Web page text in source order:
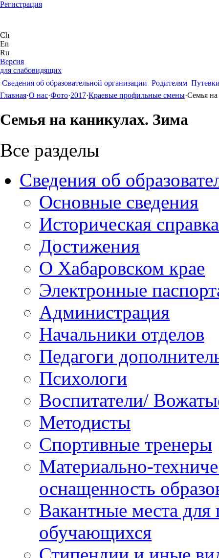
Регистрация
Ch
En
Ru
Версия
для слабовидящих
Сведения об образовательной организации Родителям
Главная·О нас·Фото·2017·Краевые профильные смены·Семья на
Семья на каникулах. Зима
Все разделы
Сведения об
Основные сведения
Историческая справка
Достижения
О Хабаровском крае
Электронные
Администрация
Начальники отделов
Педагоги
Психологи
Воспитатели/
Методисты
Спортивные тренеры
Материально-
оснащенность
Вакантные места для
обучающихся